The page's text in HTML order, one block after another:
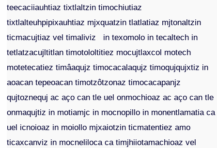
teecaciiauhtiaz tixtlaltzin timochiutiaz
tixtlalteuhpipixauhtiaz mjxquatzin tlatlatiaz mjtonaltzin
ticmacujtiaz vel timaliviz in texomolo in tecaltech in
tetlatzacujltitlan timotololtitiez mocujtlaxcol motech
motetecatiez timâaqujz timocacalaqujz timoqujqujxtiz in
aoacan tepeoacan timotzôtzonaz timocacapanjz
qujtoznequj ac aço can tle uel onmochioaz ac aço can tle
onmaqujtiz in motiamjc in mocnopillo in monentlamatia ca
uel icnoioaz in moiollo mjxaiotzin ticmatentiez amo
ticaxcanviz in mocneliloca ca timjhiiotamachioaz vel